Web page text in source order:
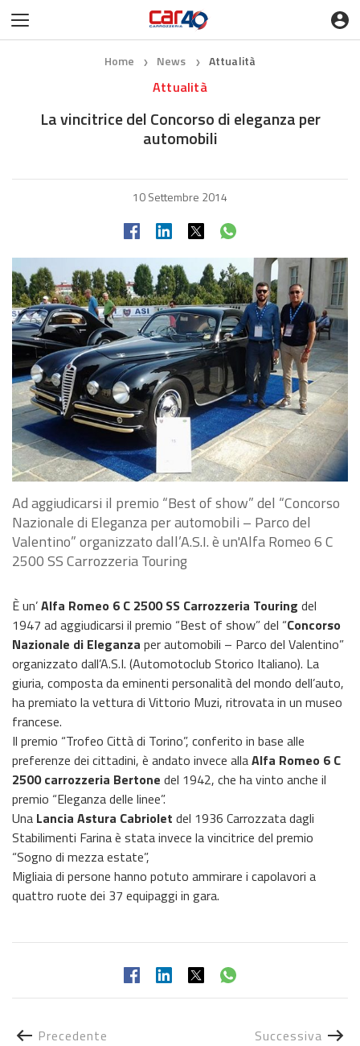
Home ❯ News ❯ Attualità
Attualità
La vincitrice del Concorso di eleganza per
automobili
10 Settembre 2014
Ad aggiudicarsi il premio “Best of show” del “Concorso
Nazionale di Eleganza per automobili – Parco del
Valentino” organizzato dall’A.S.I. è un'Alfa Romeo 6 C
2500 SS Carrozzeria Touring
È un’Alfa Romeo 6 C 2500 SS Carrozzeria Touring del
1947 ad aggiudicarsi il premio “Best of show” del “Concorso
Nazionale di Eleganza per automobili – Parco del Valentino”
organizzato dall’A.S.I. (Automotoclub Storico Italiano). La
giuria, composta da eminenti personalità del mondo dell’auto,
ha premiato la vettura di Vittorio Muzi, ritrovata in un museo
francese.
Il premio “Trofeo Città di Torino”, conferito in base alle
preferenze dei cittadini, è andato invece allaAlfa Romeo 6 C
2500 carrozzeria Bertone del 1942, che ha vinto anche il
premio “Eleganza delle linee”.
Una Lancia Astura Cabriolet del 1936 Carrozzata dagli
Stabilimenti Farina è stata invece la vincitrice del premio
“Sogno di mezza estate”,
Migliaia di persone hanno potuto ammirare i capolavori a
quattro ruote dei 37 equipaggi in gara.
Precedente Successiva